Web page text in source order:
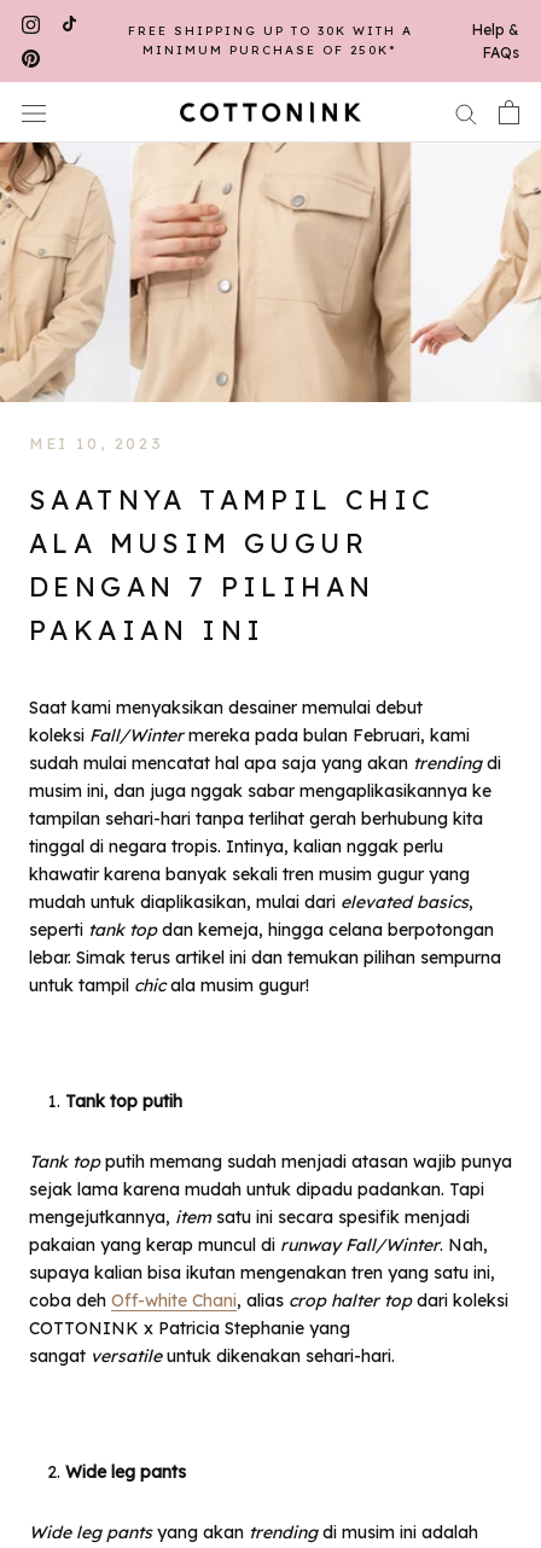
Skip
content
FREE SHIPPING UP TO 30K WITH A
MINIMUM PURCHASE OF 250K*
Help &
FAQs
MEI 10, 2023
SAATNYA TAMPIL CHIC
ALA MUSIM GUGUR
DENGAN 7 PILIHAN
PAKAIAN INI
Saat kami menyaksikan desainer memulai debut
koleksi Fall/Wintermereka pada bulan Februari, kami
sudah mulai mencatat hal apa saja yang akan trendingdi
musim ini, dan juga nggak sabar mengaplikasikannya ke
tampilan sehari-hari tanpa terlihat gerah berhubung kita
tinggal di negara tropis. Intinya, kalian nggak perlu
khawatir karena banyak sekali tren musim gugur yang
mudah untuk diaplikasikan, mulai dari elevated basics,
seperti tank topdan kemeja, hingga celana berpotongan
lebar. Simak terus artikel ini dan temukan pilihan sempurna
untuk tampil chicala musim gugur!
Tank top putih
Tank topputih memang sudah menjadi atasan wajib punya
sejak lama karena mudah untuk dipadu padankan. Tapi
mengejutkannya, itemsatu ini secara spesifik menjadi
pakaian yang kerap muncul di runway Fall/Winter. Nah,
supaya kalian bisa ikutan mengenakan tren yang satu ini,
coba deh Off-white Chani, alias crop halter topdari koleksi
COTTONINK x Patricia Stephanie yang
sangat versatileuntuk dikenakan sehari-hari.
Wide leg pants
Wide leg pantsyang akan trendingdi musim ini adalah